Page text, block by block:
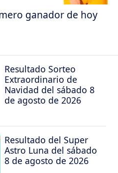
ganador de hoy
Resultado Sorteo
Extraordinario de
Navidad del sábado 8
de agosto de 2026
Resultado del Super
Astro Luna del sábado
8 de agosto de 2026